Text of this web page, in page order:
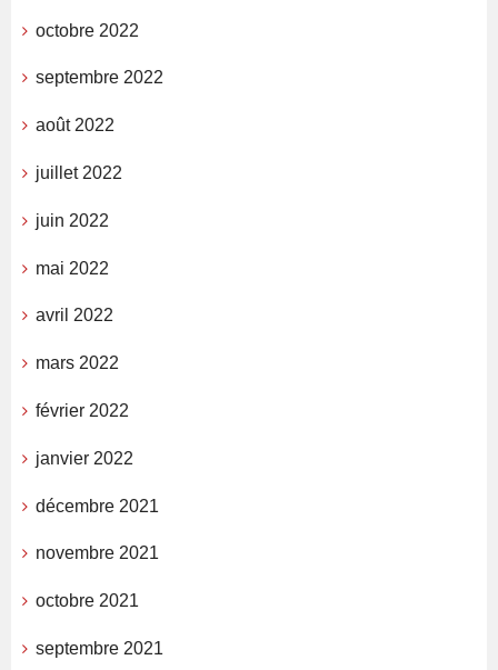
octobre 2022
septembre 2022
août 2022
juillet 2022
juin 2022
mai 2022
avril 2022
mars 2022
février 2022
janvier 2022
décembre 2021
novembre 2021
octobre 2021
septembre 2021